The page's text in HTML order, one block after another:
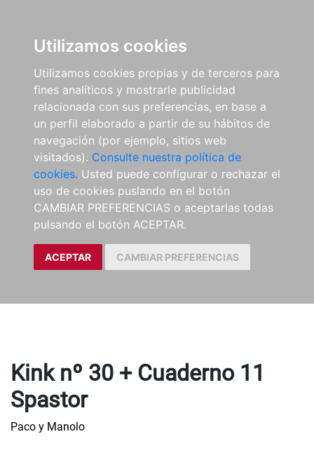
Utilizamos cookies
Utilizamos cookies propias y de terceros para
fines analíticos y mostrarle publicidad
relacionada con sus preferencias, en base a
un perfil elaborado a partir de su hábitos de
navegación (por ejemplo, sitios web
visitados). Consulte nuestra política de
cookies. Usted puede configurar o rechazar el
uso de cookies puslando en el botón
CAMBIAR PREFERENCIAS o aceptarlas todas
pulsando el botón ACEPTAR.
ACEPTAR CAMBIAR PREFERENCIAS
Kink nº 30 + Cuaderno 11
Spastor
Paco y Manolo